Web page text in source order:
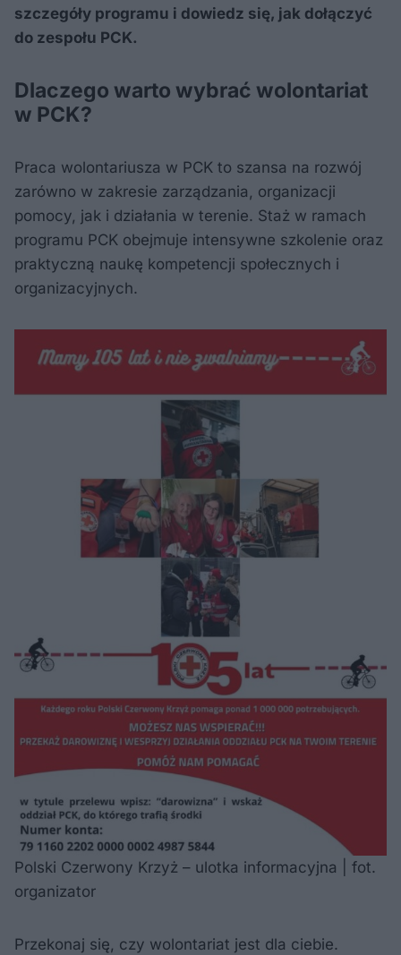
szczegóły programu i dowiedz się, jak dołączyć
do zespołu PCK.
Dlaczego warto wybrać wolontariat
w PCK?
Praca wolontariusza w PCK to szansa na rozwój
zarówno w zakresie zarządzania, organizacji
pomocy, jak i działania w terenie. Staż w ramach
programu PCK obejmuje intensywne szkolenie oraz
praktyczną naukę kompetencji społecznych i
organizacyjnych.
Polski Czerwony Krzyż – ulotka informacyjna | fot.
organizator
Przekonaj się, czy wolontariat jest dla ciebie.